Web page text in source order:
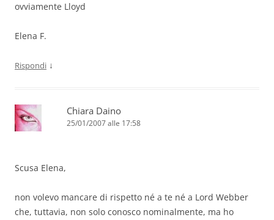
ovviamente Lloyd
Elena F.
Rispondi ↓
Chiara Daino
25/01/2007 alle 17:58
Scusa Elena,
non volevo mancare di rispetto né a te né a Lord Webber
che, tuttavia, non solo conosco nominalmente, ma ho